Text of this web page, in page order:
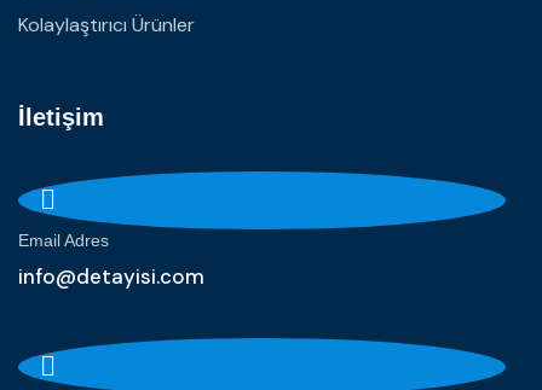
Kolaylaştırıcı Ürünler
İletişim
Email Adres
info@detayisi.com